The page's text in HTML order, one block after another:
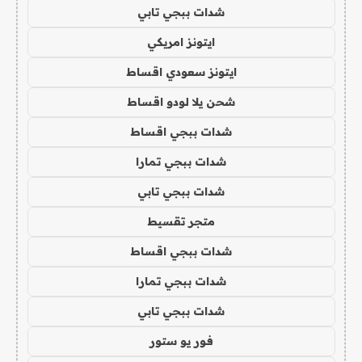
شدات ببجي تابي
ايتونز امريكي
ايتونز سعودي اقساط
شحن يلا لودو اقساط
شدات ببجي اقساط
شدات ببجي تمارا
شدات ببجي تابي
متجر تقسيط
شدات ببجي اقساط
شدات ببجي تمارا
شدات ببجي تابي
فور يو ستور